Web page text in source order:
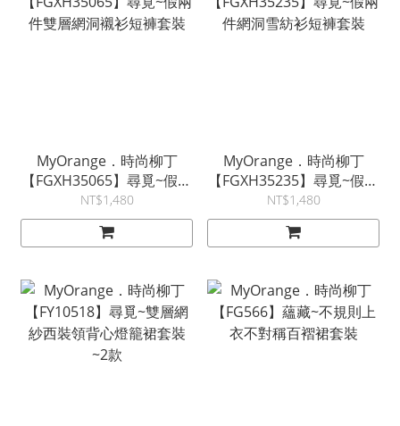
MyOrange．時尚柳丁
【FGXH35065】尋覓~假兩
件雙層網洞襯衫短褲套裝
NT$1,480
MyOrange．時尚柳丁
【FGXH35235】尋覓~假兩
件網洞雪紡衫短褲套裝
NT$1,480